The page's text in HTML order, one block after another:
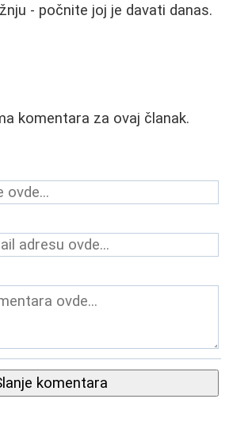
- počnite joj je davati danas.
komentara za ovaj članak.
komentara